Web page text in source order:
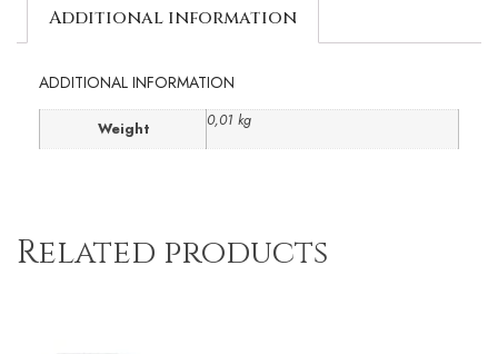
Additional information
ADDITIONAL INFORMATION
Weight 0,01 kg
Related products